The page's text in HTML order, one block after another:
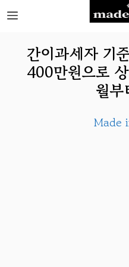
Skip
content
MENU
간이과세자 기
400만원으로
월부
Made